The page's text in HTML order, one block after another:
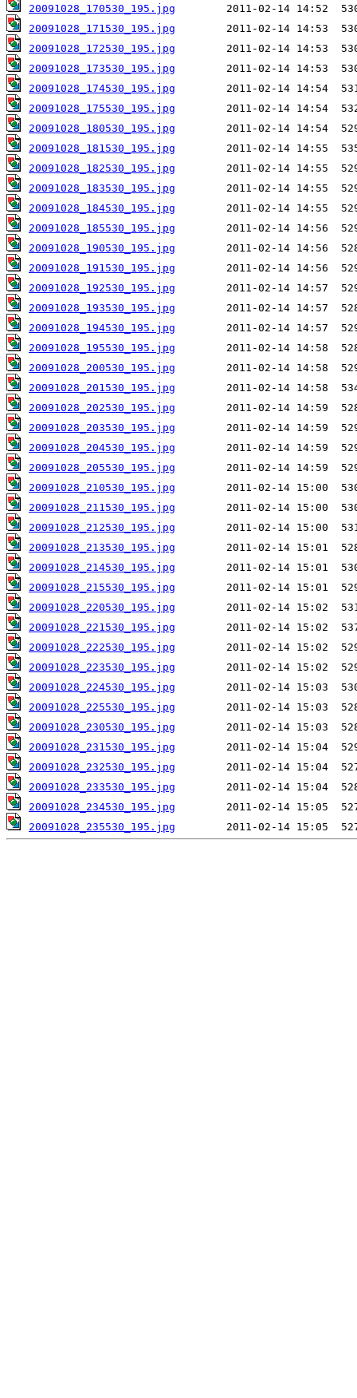
20091028_170530_195.jpg
20091028_171530_195.jpg
20091028_172530_195.jpg
20091028_173530_195.jpg
20091028_174530_195.jpg
20091028_175530_195.jpg
20091028_180530_195.jpg
20091028_181530_195.jpg
20091028_182530_195.jpg
20091028_183530_195.jpg
20091028_184530_195.jpg
20091028_185530_195.jpg
20091028_190530_195.jpg
20091028_191530_195.jpg
20091028_192530_195.jpg
20091028_193530_195.jpg
20091028_194530_195.jpg
20091028_195530_195.jpg
20091028_200530_195.jpg
20091028_201530_195.jpg
20091028_202530_195.jpg
20091028_203530_195.jpg
20091028_204530_195.jpg
20091028_205530_195.jpg
20091028_210530_195.jpg
20091028_211530_195.jpg
20091028_212530_195.jpg
20091028_213530_195.jpg
20091028_214530_195.jpg
20091028_215530_195.jpg
20091028_220530_195.jpg
20091028_221530_195.jpg
20091028_222530_195.jpg
20091028_223530_195.jpg
20091028_224530_195.jpg
20091028_225530_195.jpg
20091028_230530_195.jpg
20091028_231530_195.jpg
20091028_232530_195.jpg
20091028_233530_195.jpg
20091028_234530_195.jpg
20091028_235530_195.jpg